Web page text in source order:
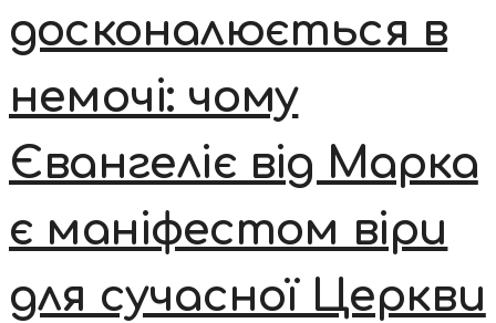
досконалюється в
немочі: чому
Євангеліє від Марка
є маніфестом віри
для сучасної Церкви